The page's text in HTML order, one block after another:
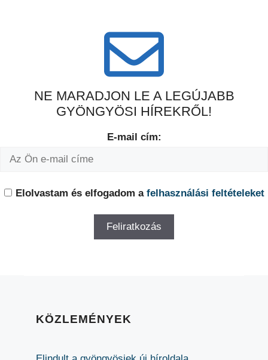
NE MARADJON LE A LEGÚJABB
GYÖNGYÖSI HÍREKRŐL!
E-mail cím:
Elolvastam és elfogadom a felhasználási feltételeket
KÖZLEMÉNYEK